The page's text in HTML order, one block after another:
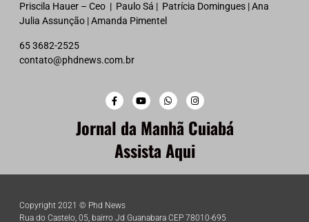
Priscila Hauer – Ceo | Paulo Sá | Patrícia Domingues | Ana
Julia Assunção | Amanda Pimentel
65 3682-2525
contato@phdnews.com.br
Jornal da Manhã Cuiabá
Assista Aqui
Copyright 2021 © Phd News
Rua do Castelo, 05, bairro Jd Guanabara CEP 78010-695